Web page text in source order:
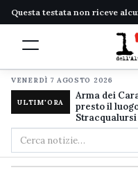
Questa testata non riceve
VENERDÌ 7 AGOSTO 2026
ULTIM'ORA
Arma dei
presto il
Stracqualursi
Cerca
nel